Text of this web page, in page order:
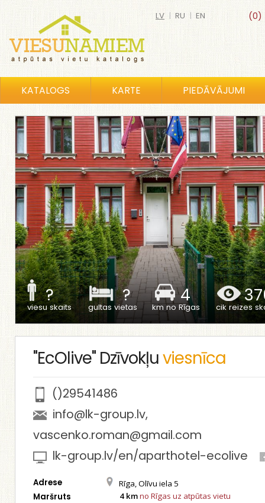
(0)
LV | RU | EN
KATALOGS KARTE PIEDĀVĀJUMI
?
viesu skaits
?
gultas vietas
4
km no Rīgas cik reizes
"EcOlive" Dzīvokļuviesnīca
()29541486
info@lk-group.lv,
vascenko.roman@gmail.com
lk-group.lv/en/aparthotel-ecolive
Adrese Rīga, Olīvu iela 5
Maršruts 4 kmno Rīgas uz atpūtas vietu